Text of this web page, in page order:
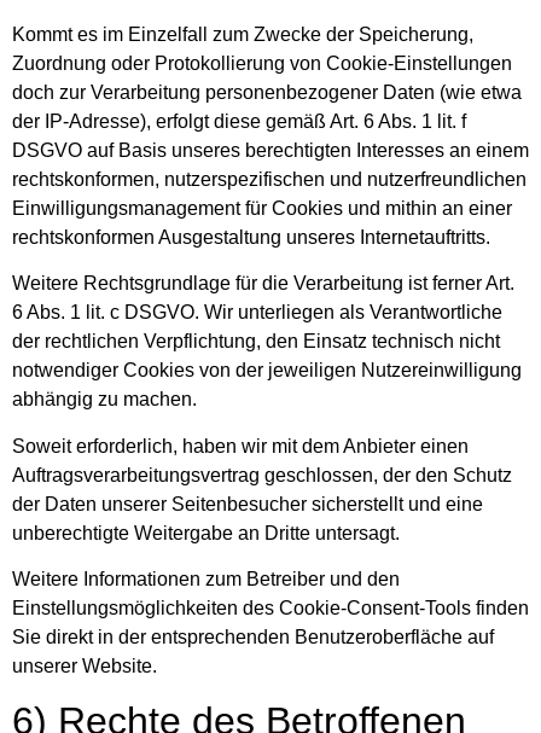
Kommt es im Einzelfall zum Zwecke der Speicherung,
Zuordnung oder Protokollierung von Cookie-Einstellungen
doch zur Verarbeitung personenbezogener Daten (wie etwa
der IP-Adresse), erfolgt diese gemäß Art. 6 Abs. 1 lit. f
DSGVO auf Basis unseres berechtigten Interesses an einem
rechtskonformen, nutzerspezifischen und nutzerfreundlichen
Einwilligungsmanagement für Cookies und mithin an einer
rechtskonformen Ausgestaltung unseres Internetauftritts.
Weitere Rechtsgrundlage für die Verarbeitung ist ferner Art.
6 Abs. 1 lit. c DSGVO. Wir unterliegen als Verantwortliche
der rechtlichen Verpflichtung, den Einsatz technisch nicht
notwendiger Cookies von der jeweiligen Nutzereinwilligung
abhängig zu machen.
Soweit erforderlich, haben wir mit dem Anbieter einen
Auftragsverarbeitungsvertrag geschlossen, der den Schutz
der Daten unserer Seitenbesucher sicherstellt und eine
unberechtigte Weitergabe an Dritte untersagt.
Weitere Informationen zum Betreiber und den
Einstellungsmöglichkeiten des Cookie-Consent-Tools finden
Sie direkt in der entsprechenden Benutzeroberfläche auf
unserer Website.
6) Rechte des Betroffenen